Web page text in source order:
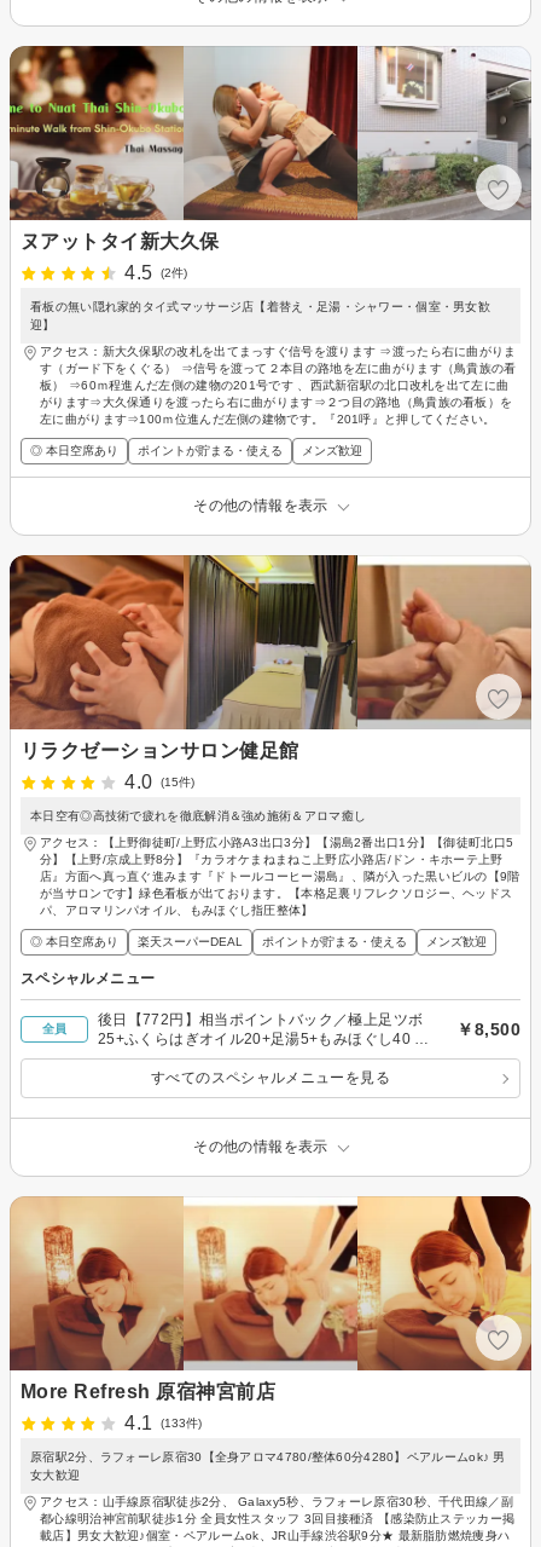
ヌアットタイ新大久保
4.5
(2件)
看板の無い隠れ家的タイ式マッサージ店【着替え・足湯・シャワー・個室・男女歓
迎】
アクセス：新大久保駅の改札を出てまっすぐ信号を渡ります ⇒渡ったら右に曲がりま
す（ガード下をくぐる） ⇒信号を渡って２本目の路地を左に曲がります（鳥貴族の看
板） ⇒60ｍ程進んだ左側の建物の201号です 、西武新宿駅の北口改札を出て左に曲
がります⇒大久保通りを渡ったら右に曲がります⇒２つ目の路地（鳥貴族の看板）を
左に曲がります⇒100ｍ位進んだ左側の建物です。『201呼』と押してください。
◎ 本日空席あり ポイントが貯まる・使える メンズ歓迎
その他の情報を表示
リラクゼーションサロン健足館
4.0
(15件)
本日空有◎高技術で疲れを徹底解消＆強め施術＆アロマ癒し
アクセス：【上野御徒町/上野広小路A3出口3分】【湯島2番出口1分】【御徒町北口5
分】【上野/京成上野8分】『カラオケまねまねこ上野広小路店/ドン・キホーテ上野
店』方面へ真っ直ぐ進みます『ドトールコーヒー湯島』、隣が入った黒いビルの【9階
が当サロンです】緑色看板が出ております。【本格足裏リフレクソロジー、ヘッドス
パ、アロマリンパオイル、もみほぐし指圧整体】
◎ 本日空席あり 楽天スーパーDEAL ポイントが貯まる・使える メンズ歓迎
スペシャルメニュー
全員
後日【772円】相当ポイントバック／極上足ツボ
25+ふくらはぎオイル20+足湯5+もみほぐし40 計
90分
￥8,500
すべてのスペシャルメニューを見る
その他の情報を表示
More Refresh 原宿神宮前店
4.1
(133件)
原宿駅2分、ラフォーレ原宿30【全身アロマ4780/整体60分4280】ペアルームok♪ 男
女大歓迎
アクセス：山手線原宿駅徒歩2分、 Galaxy5秒、ラフォーレ原宿30秒、千代田線／副
都心線明治神宮前駅徒歩1分 全員女性スタッフ 3回目接種済 【感染防止ステッカー掲
載店】男女大歓迎♪個室・ペアルームok、JR山手線渋谷駅9分★ 最新脂肪燃焼痩身ハ